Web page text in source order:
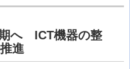
へ ICT機器の整
進